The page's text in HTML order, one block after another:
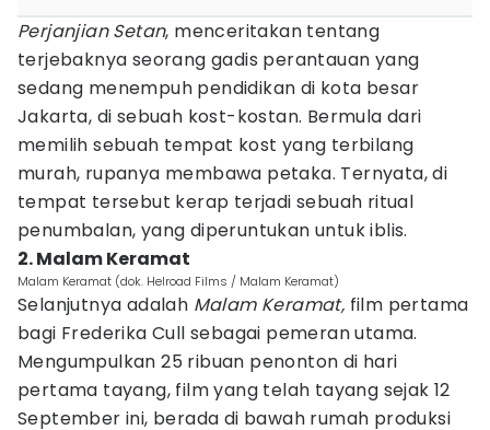
Perjanjian Setan, menceritakan tentang
terjebaknya seorang gadis perantauan yang
sedang menempuh pendidikan di kota besar
Jakarta, di sebuah kost-kostan. Bermula dari
memilih sebuah tempat kost yang terbilang
murah, rupanya membawa petaka. Ternyata, di
tempat tersebut kerap terjadi sebuah ritual
penumbalan, yang diperuntukan untuk iblis.
2. Malam Keramat
Malam Keramat (dok. Helroad Films / Malam Keramat)
Selanjutnya adalah Malam Keramat, film pertama
bagi Frederika Cull sebagai pemeran utama.
Mengumpulkan 25 ribuan penonton di hari
pertama tayang, film yang telah tayang sejak 12
September ini, berada di bawah rumah produksi